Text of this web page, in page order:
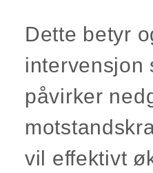
Dette betyr
intervensjon
påvirker
vil effektivt